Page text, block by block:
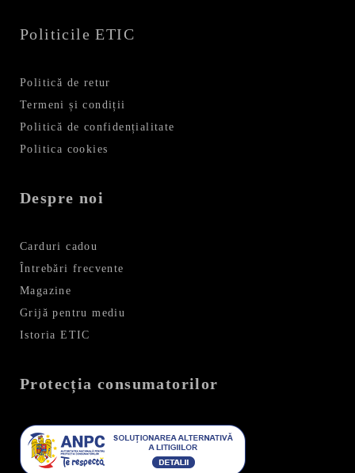
Politicile ETIC
Politică de retur
Termeni și condiții
Politică de confidențialitate
Politica cookies
Despre noi
Carduri cadou
Întrebări frecvente
Magazine
Grijă pentru mediu
Istoria ETIC
Protecția consumatorilor